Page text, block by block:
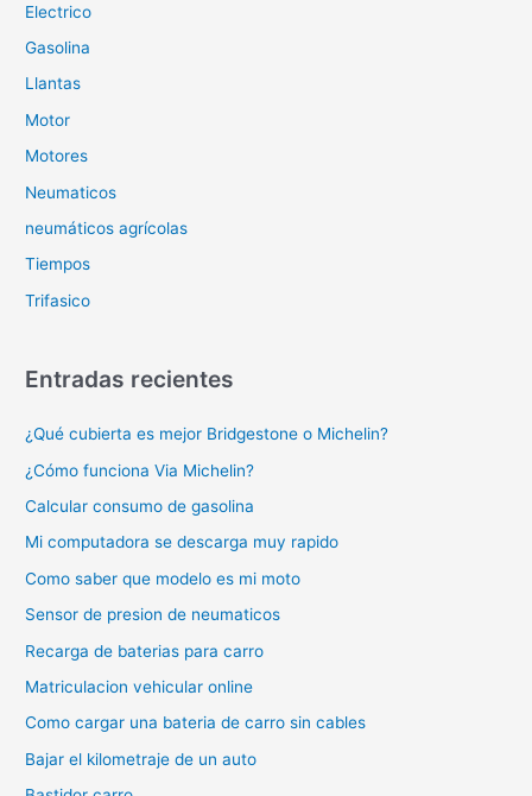
Electrico
Gasolina
Llantas
Motor
Motores
Neumaticos
neumáticos agrícolas
Tiempos
Trifasico
Entradas recientes
¿Qué cubierta es mejor Bridgestone o Michelin?
¿Cómo funciona Via Michelin?
Calcular consumo de gasolina
Mi computadora se descarga muy rapido
Como saber que modelo es mi moto
Sensor de presion de neumaticos
Recarga de baterias para carro
Matriculacion vehicular online
Como cargar una bateria de carro sin cables
Bajar el kilometraje de un auto